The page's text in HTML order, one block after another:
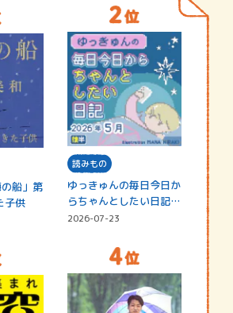
船」第
子供
読みもの
ゆっきゅんの毎日今日か
らちゃんとしたい日記
☆202…
2026-07-23